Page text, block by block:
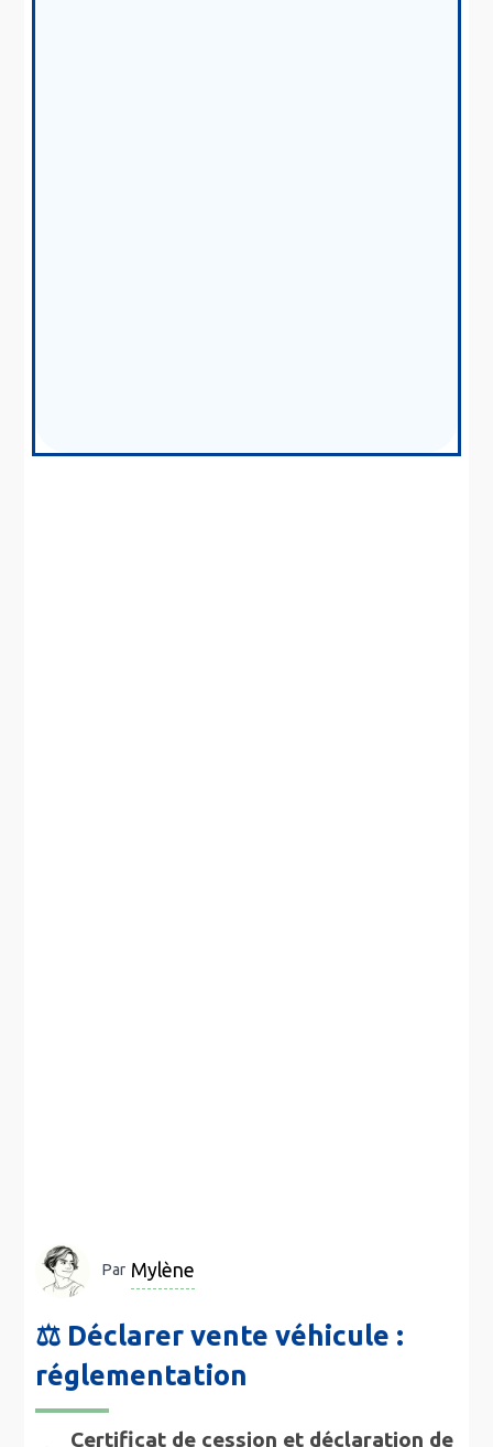
Par Mylène
⚖️ Déclarer vente véhicule :
réglementation
Certificat de cession et déclaration de